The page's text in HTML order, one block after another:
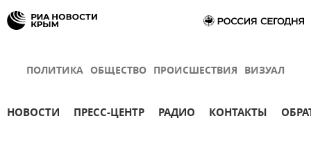
ПОЛИТИКА ОБЩЕСТВО ПРОИСШЕСТВИЯ ВИЗУАЛ
НОВОСТИ ПРЕСС-ЦЕНТР РАДИО КОНТАКТЫ